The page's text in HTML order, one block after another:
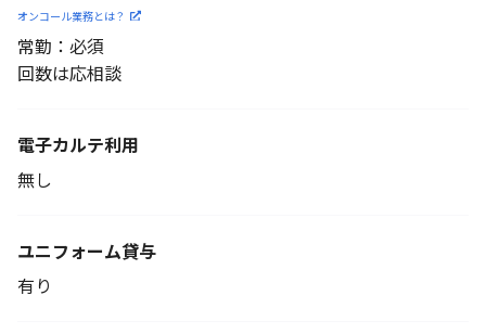
オンコール業務とは？
常勤：必須
回数は応相談
電子カルテ利用
無し
ユニフォーム貸与
有り